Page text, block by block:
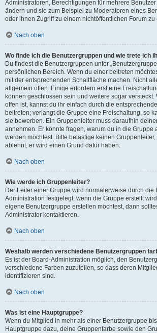
Administratoren, Berechtigungen für mehrere
ändern und sie zum Beispiel zu Moderatoren eines
oder ihnen Zugriff zu einem nichtöffentlichen Forum zu
Nach oben
Wo finde ich die Benutzergruppen und wie trete ich
Du findest die Benutzergruppen unter
persönlichen Bereich. Wenn du einer beitreten
mit der entsprechenden Schaltfläche machen. Nicht
allgemein offen. Einige erfordern erst eine
können geschlossen sein und weitere sogar versteckt.
offen ist, kannst du ihr einfach durch die
beitreten; verlangt die Gruppe eine Freischaltung, so
sie bewerben. Ein Gruppenleiter muss daraufhin
annehmen. Er könnte fragen, warum du in die Gruppe
werden möchtest. Bitte belästige keinen
ablehnt, er wird einen Grund dafür haben.
Nach oben
Wie werde ich Gruppenleiter?
Der Leiter einer Gruppe wird normalerweise durch die
Administration festgelegt, wenn die Gruppe erstellt
eigene Benutzergruppe erstellen möchtest, dann
Administrator kontaktieren.
Nach oben
Weshalb werden verschiedene Benutzergruppen
Es ist der Board-Administration möglich, den
verschiedene Farben zuzuteilen, so dass deren
identifizieren sind.
Nach oben
Was ist eine Hauptgruppe?
Wenn du Mitglied in mehr als einer Benutzergruppe
Hauptgruppe dazu, deine Gruppenfarbe sowie den